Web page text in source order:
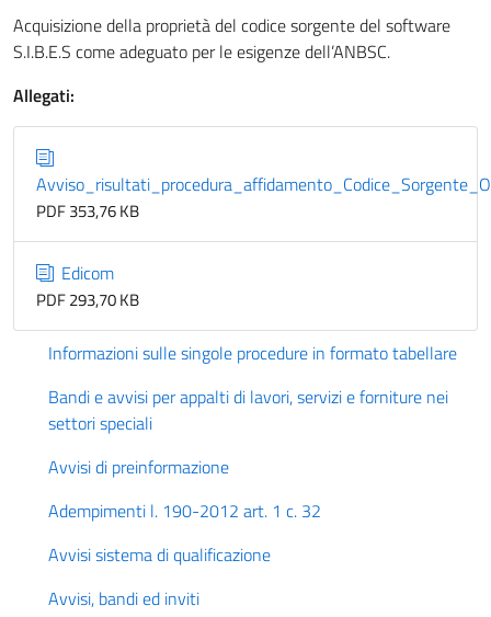
Acquisizione della proprietà del codice sorgente del software
S.I.B.E.S come adeguato per le esigenze dell’ANBSC.
Allegati:
PDF 353,76 KB
Edicom
PDF 293,70 KB
Informazioni sulle singole procedure in formato tabellare
Bandi e avvisi per appalti di lavori, servizi e forniture nei
settori speciali
Avvisi di preinformazione
Adempimenti l. 190-2012 art. 1 c. 32
Avvisi sistema di qualificazione
Avvisi, bandi ed inviti